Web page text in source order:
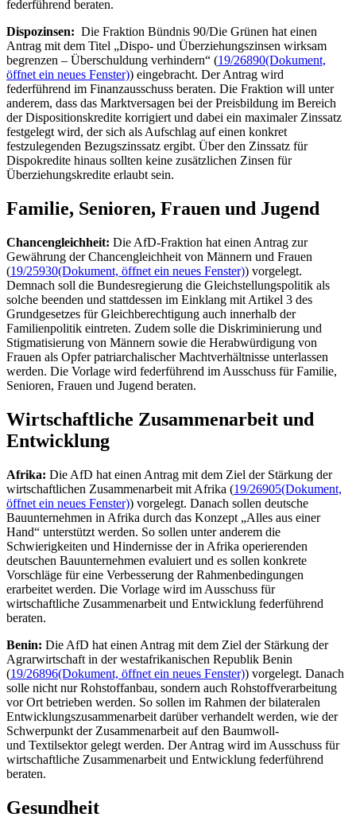
federführend beraten.
Dispozinsen: Die Fraktion Bündnis 90/Die Grünen hat einen
Antrag mit dem Titel „Dispo- und Überziehungszinsen wirksam
begrenzen – Überschuldung verhindern“ (19/26890(Dokument,
öffnet ein neues Fenster)) eingebracht. Der Antrag wird
federführend im Finanzausschuss beraten. Die Fraktion will unter
anderem, dass das Marktversagen bei der Preisbildung im Bereich
der Dispositionskredite korrigiert und dabei ein maximaler Zinssatz
festgelegt wird, der sich als Aufschlag auf einen konkret
festzulegenden Bezugszinssatz ergibt. Über den Zinssatz für
Dispokredite hinaus sollten keine zusätzlichen Zinsen für
Überziehungskredite erlaubt sein.
Familie, Senioren, Frauen und Jugend
Chancengleichheit: Die AfD-Fraktion hat einen Antrag zur
Gewährung der Chancengleichheit von Männern und Frauen
(19/25930(Dokument, öffnet ein neues Fenster)) vorgelegt.
Demnach soll die Bundesregierung die Gleichstellungspolitik als
solche beenden und stattdessen im Einklang mit Artikel 3 des
Grundgesetzes für Gleichberechtigung auch innerhalb der
Familienpolitik eintreten. Zudem solle die Diskriminierung und
Stigmatisierung von Männern sowie die Herabwürdigung von
Frauen als Opfer patriarchalischer Machtverhältnisse unterlassen
werden. Die Vorlage wird federführend im Ausschuss für Familie,
Senioren, Frauen und Jugend beraten.
Wirtschaftliche Zusammenarbeit und
Entwicklung
Afrika: Die AfD hat einen Antrag mit dem Ziel der Stärkung der
wirtschaftlichen Zusammenarbeit mit Afrika (19/26905(Dokument,
öffnet ein neues Fenster)) vorgelegt. Danach sollen deutsche
Bauunternehmen in Afrika durch das Konzept „Alles aus einer
Hand“ unterstützt werden. So sollen unter anderem die
Schwierigkeiten und Hindernisse der in Afrika operierenden
deutschen Bauunternehmen evaluiert und es sollen konkrete
Vorschläge für eine Verbesserung der Rahmenbedingungen
erarbeitet werden. Die Vorlage wird im Ausschuss für
wirtschaftliche Zusammenarbeit und Entwicklung federführend
beraten.
Benin: Die AfD hat einen Antrag mit dem Ziel der Stärkung der
Agrarwirtschaft in der westafrikanischen Republik Benin
(19/26896(Dokument, öffnet ein neues Fenster)) vorgelegt. Danach
solle nicht nur Rohstoffanbau, sondern auch Rohstoffverarbeitung
vor Ort betrieben werden. So sollen im Rahmen der bilateralen
Entwicklungszusammenarbeit darüber verhandelt werden, wie der
Schwerpunkt der Zusammenarbeit auf den Baumwoll-
und Textilsektor gelegt werden. Der Antrag wird im Ausschuss für
wirtschaftliche Zusammenarbeit und Entwicklung federführend
beraten.
Gesundheit